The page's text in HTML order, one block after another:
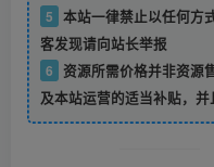
5 本站一律禁止以任何方
客发现请向站长举报
6
资源所需价格并非资源
及本站运营的适当补贴，并